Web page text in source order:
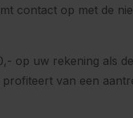
contact op met de
op uw rekening als
profiteert van een